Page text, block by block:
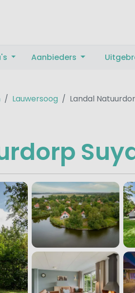
Aanbieders
Lauwersoog Landal